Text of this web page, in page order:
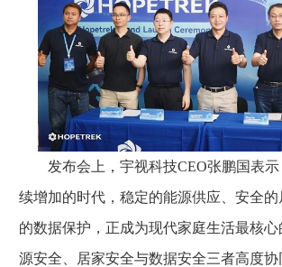
发布会上，宇视科技CEO张鹏国表示
续增加的时代，稳定的能源供应、安全
的数据保护，正成为现代家庭生活最核
源安全、居家安全与数据安全三者高度协